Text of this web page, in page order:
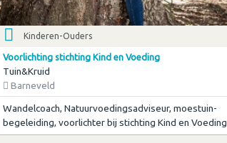
Kinderen-Ouders
Voorlichting stichting Kind en Voeding
Tuin&Kruid
Barneveld
Wandelcoach, Natuurvoedingsadviseur, moestuin-
begeleiding, voorlichter bij stichting Kind en Voeding